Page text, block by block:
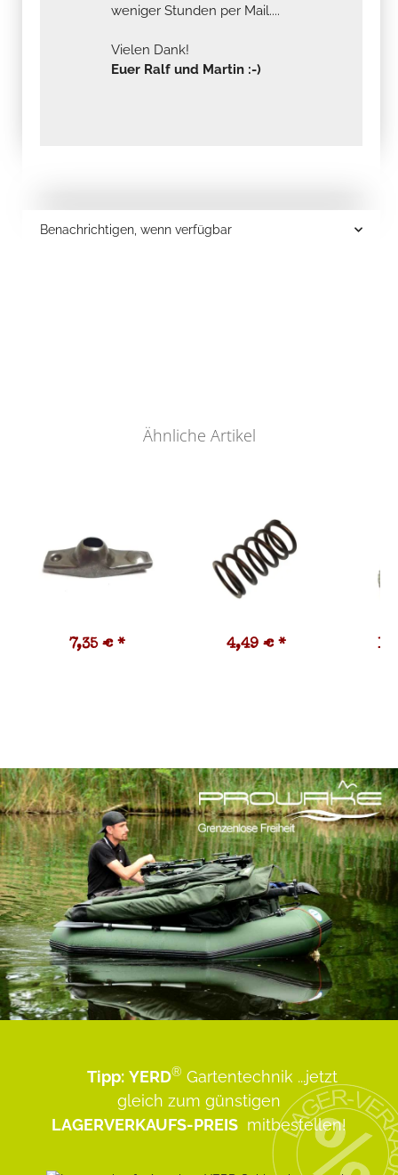
weniger Stunden per Mail....
Vielen Dank!
Euer Ralf und Martin :-)
Benachrichtigen, wenn verfügbar
Ähnliche Artikel
7,35 € * 4,49 € *
Tipp: YERD® Gartentechnik ...jetzt
gleich zum günstigen
LAGERVERKAUFS-PREIS mitbestellen!